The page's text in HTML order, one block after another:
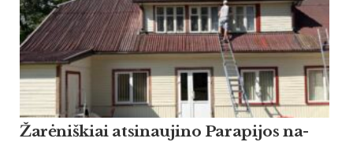
Žarė­niš­kiai at­si­nau­ji­no Pa­ra­pi­jos na­